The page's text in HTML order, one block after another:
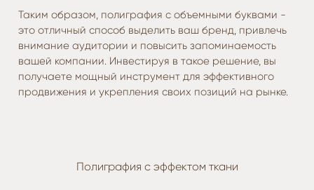
Таким образом, полиграфия с объемными буквами -
это отличный способ выделить ваш бренд, привлечь
внимание аудитории и повысить запоминаемость
вашей компании. Инвестируя в такое решение, вы
получаете мощный инструмент для эффективного
продвижения и укрепления своих позиций на рынке.
Полиграфия с эффектом ткани